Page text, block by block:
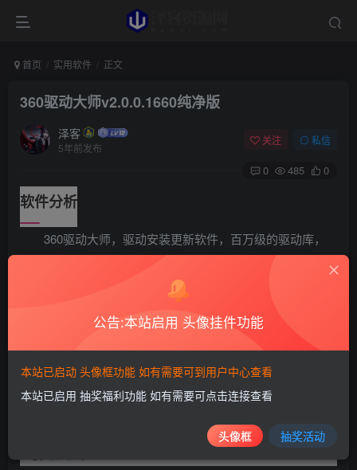
首页 实用软件 正文
360驱动大师v2.0.0.1660纯净版
泽客
5年前发布
关注 私信
0 485 0
软件分析
360驱动大师，驱动安装更新软件，百万级的驱动库，
术，驱动精确识别匹配；支持无人值守安装驱动，启动参数-
软件浏览
公告:本站启用 头像挂件功能
本站已启动 头像框功能 如有需要可到用户中心查看
本站已启用 抽奖福利功能 如有需要可点击连接查看
头像框 抽奖活动